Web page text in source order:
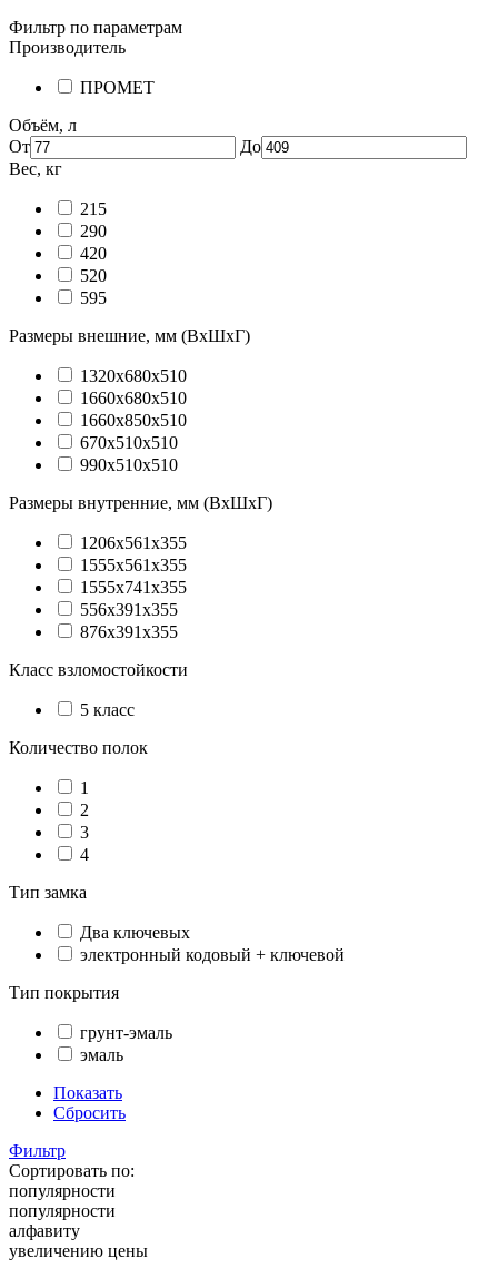
Фильтр по параметрам
Производитель
ПРОМЕТ
Объём, л
От
До
Вес, кг
215
290
420
520
595
Размеры внешние, мм (ВхШхГ)
1320x680x510
1660x680x510
1660x850x510
670x510x510
990x510x510
Размеры внутренние, мм (ВхШхГ)
1206x561x355
1555x561x355
1555x741x355
556x391x355
876x391x355
Класс взломостойкости
5 класс
Количество полок
1
2
3
4
Тип замка
Два ключевых
электронный кодовый + ключевой
Тип покрытия
грунт-эмаль
эмаль
Показать
Сбросить
Фильтр
Сортировать по:
популярности
популярности
алфавиту
увеличению цены